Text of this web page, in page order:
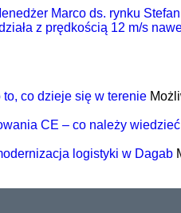
Marco ds. rynku
z prędkością 12 m/s
co dzieje się w terenie
CE – co należy wiedzieć
logistyki w Dagab